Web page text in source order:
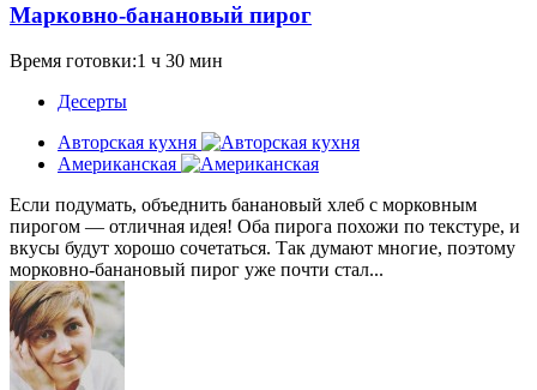
Марковно-банановый пирог
Время готовки:1 ч 30 мин
Десерты
Авторская кухня
Американская
Если подумать, объеднить банановый хлеб с морковным
пирогом — отличная идея! Оба пирога похожи по текстуре, и
вкусы будут хорошо сочетаться. Так думают многие, поэтому
морковно-банановый пирог уже почти стал...